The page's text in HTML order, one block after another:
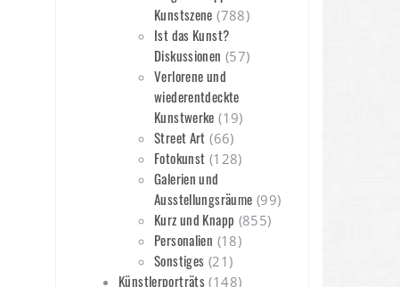
Kunstszene (788)
Ist das Kunst?
Diskussionen (57)
Verlorene und
wiederentdeckte
Kunstwerke (19)
Street Art (66)
Fotokunst (128)
Galerien und
Ausstellungsräume (99)
Kurz und Knapp (855)
Personalien (18)
Sonstiges (21)
Künstlerporträts (148)